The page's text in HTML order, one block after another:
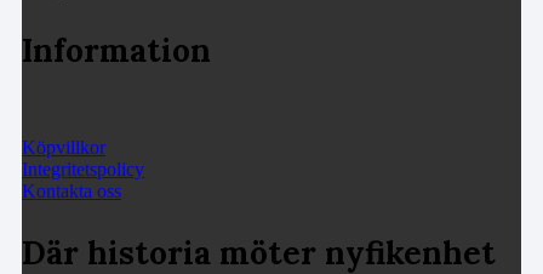
Information
Köpvillkor
Integritetspolicy
Kontakta oss
Där historia möter nyfikenhet